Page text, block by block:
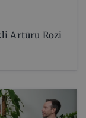
Artūru Rozi